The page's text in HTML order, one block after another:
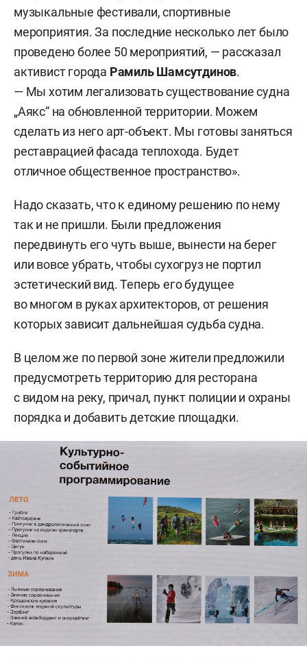
музыкальные фестивали, спортивные
мероприятия. За последние несколько лет было
проведено более 50 мероприятий, — рассказал
активист города Рамиль Шамсутдинов.
— Мы хотим легализовать существование судна
„Аякс“ на обновленной территории. Можем
сделать из него арт-объект. Мы готовы заняться
реставрацией фасада теплохода. Будет
отличное общественное пространство».
Надо сказать, что к единому решению по нему
так и не пришли. Были предложения
передвинуть его чуть выше, вынести на берег
или вовсе убрать, чтобы сухогруз не портил
эстетический вид. Теперь его будущее
во многом в руках архитекторов, от решения
которых зависит дальнейшая судьба судна.
В целом же по первой зоне жители предложили
предусмотреть территорию для ресторана
с видом на реку, причал, пункт полиции и охраны
порядка и добавить детские площадки.